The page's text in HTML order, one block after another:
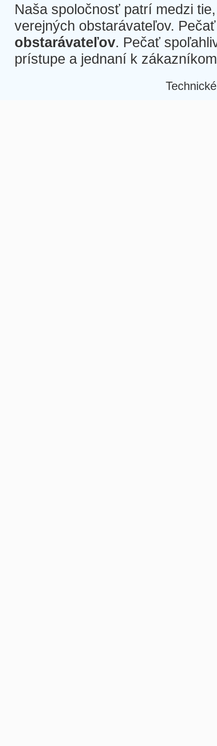
Naša spoločnosť patrí medzi
verejných obstarávateľov.
obstarávateľov. Pečať
prístupe a jednaní k